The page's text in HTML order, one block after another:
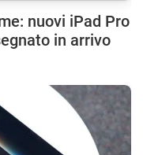
nuovi iPad Pro
in arrivo